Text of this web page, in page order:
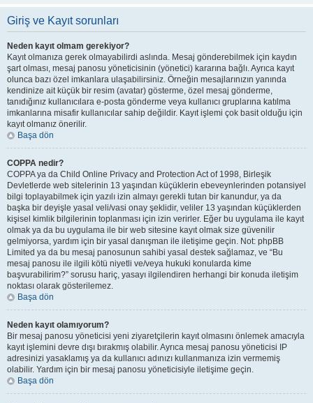
Giriş ve Kayıt sorunları
Neden kayıt olmam gerekiyor?
Kayıt olmanıza gerek olmayabilirdi aslında. Mesaj gönderebilmek için kaydın
şart olması, mesaj panosu yöneticisinin (yönetici) kararına bağlı. Ayrıca kayıt
olunca bazı özel imkanlara ulaşabilirsiniz. Örneğin mesajlarınızın yanında
kendinize ait küçük bir resim (avatar) gösterme, özel mesaj gönderme,
tanıdığınız kullanıcılara e-posta gönderme veya kullanıcı gruplarına katılma
imkanlarına misafir kullanıcılar sahip değildir. Kayıt işlemi çok basit olduğu için
kayıt olmanız önerilir.
Başa dön
COPPA nedir?
COPPA ya da Child Online Privacy and Protection Act of 1998, Birleşik
Devletlerde web sitelerinin 13 yaşından küçüklerin ebeveynlerinden potansiyel
bilgi toplayabilmek için yazılı izin almayı gerekli tutan bir kanundur, ya da
başka bir deyişle yasal veli/vasi onay şeklidir, veliler 13 yaşından küçüklerden
kişisel kimlik bilgilerinin toplanması için izin verirler. Eğer bu uygulama ile kayıt
olmak ya da bu uygulama ile bir web sitesine kayıt olmak size güvenilir
gelmiyorsa, yardım için bir yasal danışman ile iletişime geçin. Not: phpBB
Limited ya da bu mesaj panosunun sahibi yasal destek sağlamaz, ve “Bu
mesaj panosu ile ilgili kötü niyetli ve/veya hukuki konularda kime
başvurabilirim?” sorusu hariç, yasayı ilgilendiren herhangi bir konuda iletişim
noktası olarak gösterilemez.
Başa dön
Neden kayıt olamıyorum?
Bir mesaj panosu yöneticisi yeni ziyaretçilerin kayıt olmasını önlemek amacıyla
kayıt işlemini devre dışı bırakmış olabilir. Ayrıca mesaj panosu yöneticisi IP
adresinizi yasaklamış ya da kullanıcı adınızı kullanmanıza izin vermemiş
olabilir. Yardım için bir mesaj panosu yöneticisiyle iletişime geçin.
Başa dön